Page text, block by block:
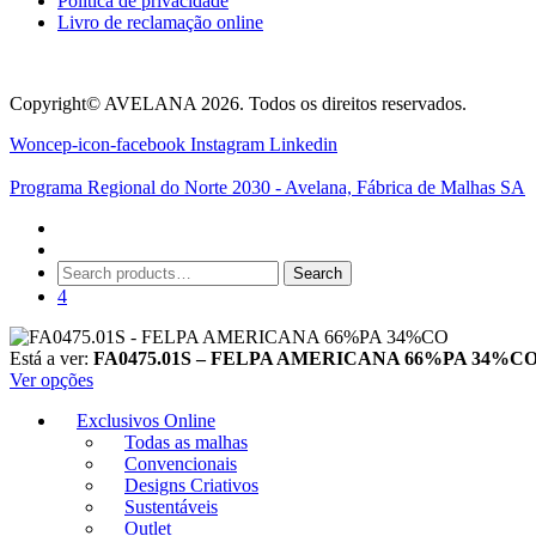
Livro de reclamação online
Copyright© AVELANA 2026. Todos os direitos reservados.
Woncep-icon-facebook Instagram Linkedin
Programa Regional do Norte 2030 - Avelana, Fábrica de Malhas SA
Search
for:
Search
4
Está a ver: FA0475.01S – FELPA AMERICANA 66%PA
Ver opções
Exclusivos Online
Todas as malhas
Convencionais
Designs Criativos
Sustentáveis
Outlet